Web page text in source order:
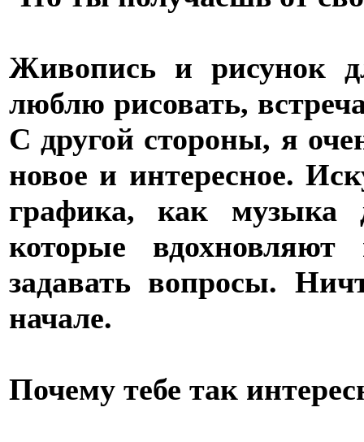
Живопись и рисунок
люблю рисовать,
С другой стороны, я
новое и интересное.
графика, как музыка
которые
задавать вопросы.
начале.
Почему тебе так